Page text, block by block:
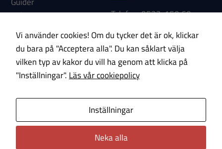
Nyheter
Kontakt
Telefon: 0533-150 60
info@paab.com
Prenumerera på vårt nyhetsbrev!
E-post
Om cookies
Vi använder cookies! Om du tycker det är ok, klickar
du bara på "Acceptera alla". Du kan såklart välja
vilken typ av kakor du vill ha genom att klicka på
"Inställningar". Läs vår cookiepolicy
Inställningar
Neka alla
bra som
ditt besök.
Om du nekar
dessa
cookies
hemsidan.